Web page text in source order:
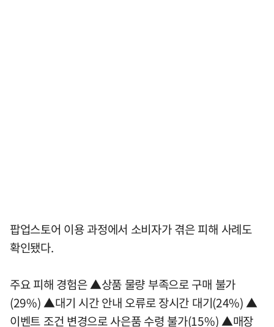
팝업스토어 이용 과정에서 소비자가 겪은 피해 사례도
확인됐다.
주요 피해 경험은 ▲상품 물량 부족으로 구매 불가
(29%) ▲대기 시간 안내 오류로 장시간 대기(24%) ▲
이벤트 조건 변경으로 사은품 수령 불가(15%) ▲매장